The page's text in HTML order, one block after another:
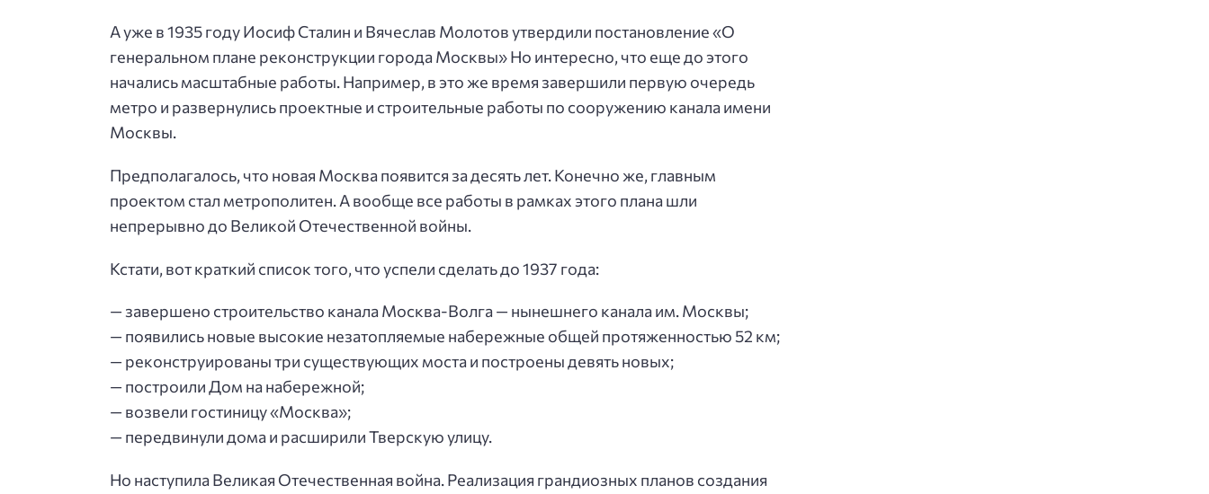
А уже в 1935 году Иосиф Сталин и Вячеслав Молотов утвердили постановление «О
генеральном плане реконструкции города Москвы» Но интересно, что еще до этого
начались масштабные работы. Например, в это же время завершили первую очередь
метро и развернулись проектные и строительные работы по сооружению канала имени
Москвы.
Предполагалось, что новая Москва появится за десять лет. Конечно же, главным
проектом стал метрополитен. А вообще все работы в рамках этого плана шли
непрерывно до Великой Отечественной войны.
Кстати, вот краткий список того, что успели сделать до 1937 года:
— завершено строительство канала Москва-Волга — нынешнего канала им. Москвы;
— появились новые высокие незатопляемые набережные общей протяженностью 52 км;
— реконструированы три существующих моста и построены девять новых;
— построили Дом на набережной;
— возвели гостиницу «Москва»;
— передвинули дома и расширили Тверскую улицу.
Но наступила Великая Отечественная война. Реализация грандиозных планов создания